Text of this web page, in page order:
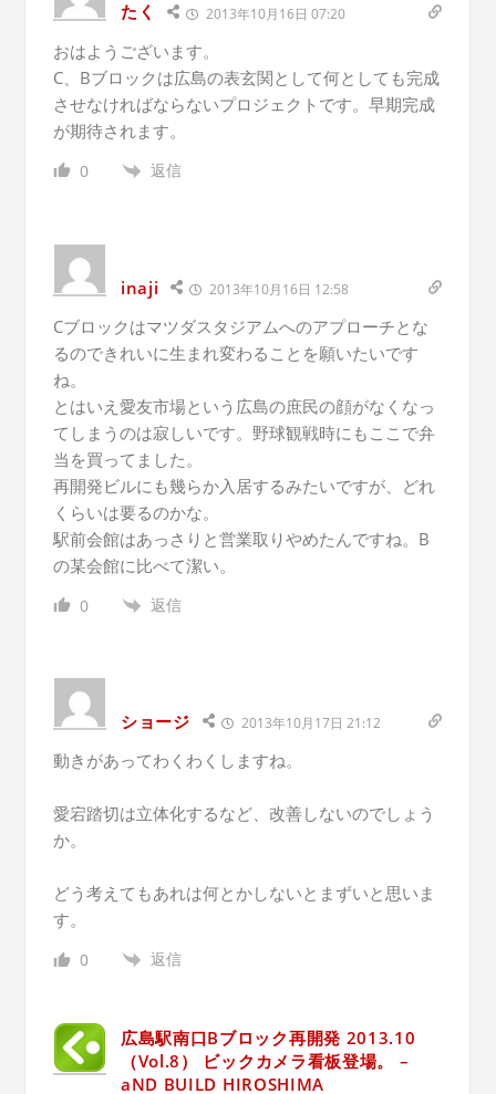
たく 2013年10月16日 07:20
おはようございます。
C、Bブロックは広島の表玄関として何としても完成
させなければならないプロジェクトです。早期完成
が期待されます。
0 返信
inaji 2013年10月16日 12:58
Cブロックはマツダスタジアムへのアプローチとな
るのできれいに生まれ変わることを願いたいです
ね。
とはいえ愛友市場という広島の庶民の顔がなくなっ
てしまうのは寂しいです。野球観戦時にもここで弁
当を買ってました。
再開発ビルにも幾らか入居するみたいですが、どれ
くらいは要るのかな。
駅前会館はあっさりと営業取りやめたんですね。B
の某会館に比べて潔い。
0 返信
ショージ 2013年10月17日 21:12
動きがあってわくわくしますね。
愛宕踏切は立体化するなど、改善しないのでしょう
か。
どう考えてもあれは何とかしないとまずいと思いま
す。
0 返信
広島駅南口Bブロック再開発 2013.10
（Vol.8） ビックカメラ看板登場。 –
aND BUILD HIROSHIMA